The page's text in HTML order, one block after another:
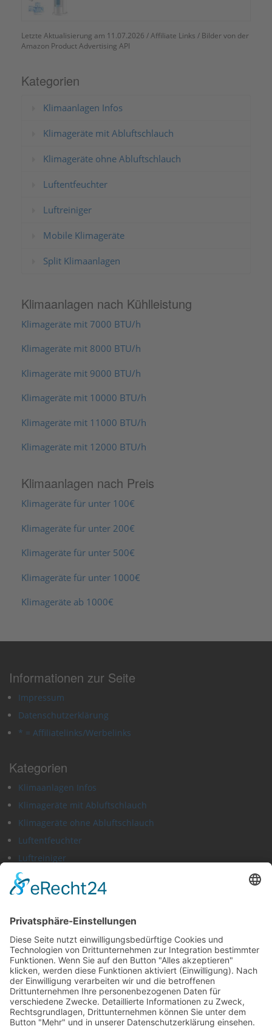
Letzte Aktualisierung am 11.07.2026 / Affiliate Links / Bilder von der
Amazon Product Advertising API
Kategorien
Klimaanlagen Infos
Klimageräte mit Abluftschlauch
Klimageräte ohne Abluftschlauch
Luftentfeuchter
Luftreiniger
Mobile Klimageräte
Split Klimaanlagen
Klimaanlagen nach Kühlleistung
Klimageräte mit 7000 BTU/h
Klimageräte mit 8000 BTU/h
Klimageräte mit 9000 BTU/h
Klimageräte mit 10000 BTU/h
Klimageräte mit 11000 BTU/h
Klimageräte mit 12000 BTU/h
Klimaanlagen nach Preis
Klimageräte für unter 100€
Klimageräte für unter 200€
Klimageräte für unter 500€
Klimageräte für unter 1000€
Klimageräte ab 1000€
Informationen zur Seite
Impressum
Datenschutzerklärung
* = Affiliatelinks/Werbelinks
Kategorien
Klimaanlagen Infos
Klimageräte mit Abluftschlauch
Klimageräte ohne Abluftschlauch
Luftentfeuchter
Luftreiniger
Mobile Klimageräte
Split Klimaanlagen
Social-Media
Facebook:Klimaanlagen-Ratgeber.de
Twitter: Klimaanlagen-Ratgeber
Weitere Ratgeber
Trockner-Berater.de